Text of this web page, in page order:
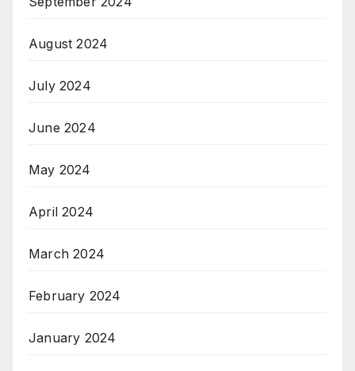
August 2024
July 2024
June 2024
May 2024
April 2024
March 2024
February 2024
January 2024